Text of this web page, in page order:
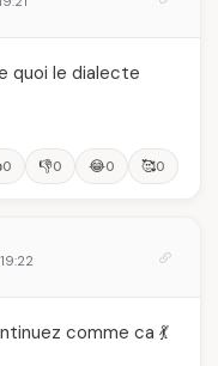
quoi le dialecte
0 👎0 😂0 🥰0
comme ca 💃